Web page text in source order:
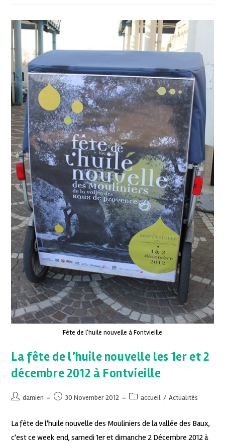
Fête de l'huile nouvelle à Fontvieille
La fête de l’huile nouvelle les 1er et 2
décembre 2012 à Fontvieille
damien 30 November 2012 accueil / Actualités
La fête de l'huile nouvelle des Mouliniers de la vallée des Baux,
c'est ce week end, samedi 1er et dimanche 2 Décembre 2012 à